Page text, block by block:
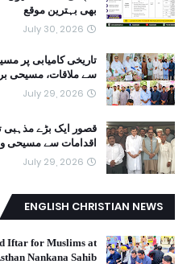
بھی بہترین موقع
July 30, 2026
تاریخی کامیابی پر
سے ملاقات، مسیحی
July 29, 2026
قصور ایک بڑے مذہبی
اقدامات سے مسیحی و
July 29, 2026
ENGLISH CHRISTIAN NEWS
Iftar for Muslims at
Nankana Sahib